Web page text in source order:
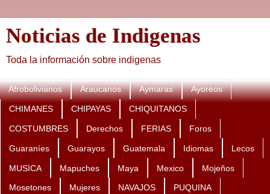
Noticias de Indigenas
Toda la información sobre indigenas
Afrobolivianos Araucanos Aymaras Ayoreos
CHIMANES CHIPAYAS CHIQUITANOS
COSTUMBRES Derechos FERIAS Foros
Guaraníes Guarayos Guatemala Idiomas Lecos
MUSICA Mapuches Maya Mexico Mojeños
Mosetones Mujeres NAVAJOS PUQUINA